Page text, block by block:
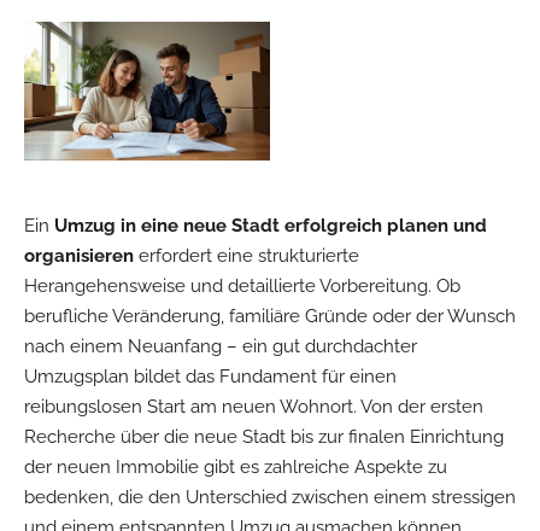
Ein Umzug in eine neue Stadt erfolgreich planen und
organisieren erfordert eine strukturierte
Herangehensweise und detaillierte Vorbereitung. Ob
berufliche Veränderung, familiäre Gründe oder der Wunsch
nach einem Neuanfang – ein gut durchdachter
Umzugsplan bildet das Fundament für einen
reibungslosen Start am neuen Wohnort. Von der ersten
Recherche über die neue Stadt bis zur finalen Einrichtung
der neuen Immobilie gibt es zahlreiche Aspekte zu
bedenken, die den Unterschied zwischen einem stressigen